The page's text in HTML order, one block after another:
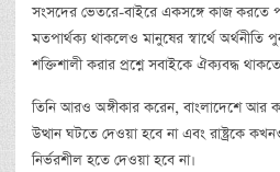
সংসদের ভেতরে-বাইরে একসঙ্গে কাজ করতে
মতপার্থক্য থাকলেও মানুষের স্বার্থে অর্থনীতি
শক্তিশালী করার প্রশ্নে সবাইকে ঐক্যবদ্ধ
তিনি আরও অঙ্গীকার করেন, বাংলাদেশে আর
উত্থান ঘটতে দেওয়া হবে না এবং রাষ্ট্রকে
নির্ভরশীল হতে দেওয়া হবে না।